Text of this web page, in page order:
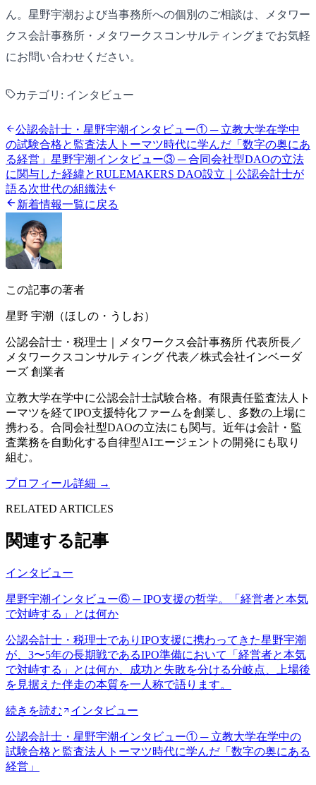
ん。星野宇潮および当事務所への個別のご相談は、メタワー
クス会計事務所・メタワークスコンサルティングまでお気軽
にお問い合わせください。
カテゴリ: インタビュー
公認会計士・星野宇潮インタビュー① ─ 立教大学在学中
の試験合格と監査法人トーマツ時代に学んだ「数字の奥にあ
る経営」 星野宇潮インタビュー③ ─ 合同会社型DAOの立法
に関与した経緯とRULEMAKERS DAO設立｜公認会計士が
語る次世代の組織法
新着情報一覧に戻る
この記事の著者
星野 宇潮（ほしの・うしお）
公認会計士・税理士｜メタワークス会計事務所 代表所長／
メタワークスコンサルティング 代表／株式会社インベーダ
ーズ 創業者
立教大学在学中に公認会計士試験合格。有限責任監査法人ト
ーマツを経てIPO支援特化ファームを創業し、多数の上場に
携わる。合同会社型DAOの立法にも関与。近年は会計・監
査業務を自動化する自律型AIエージェントの開発にも取り
組む。
プロフィール詳細 →
RELATED ARTICLES
関連する記事
インタビュー
星野宇潮インタビュー⑥ ─ IPO支援の哲学。「経営者と本気
で対峙する」とは何か
公認会計士・税理士でありIPO支援に携わってきた星野宇潮
が、3〜5年の長期戦であるIPO準備において「経営者と本気
で対峙する」とは何か、成功と失敗を分ける分岐点、上場後
を見据えた伴走の本質を一人称で語ります。
続きを読む インタビュー
公認会計士・星野宇潮インタビュー① ─ 立教大学在学中の
試験合格と監査法人トーマツ時代に学んだ「数字の奥にある
経営」